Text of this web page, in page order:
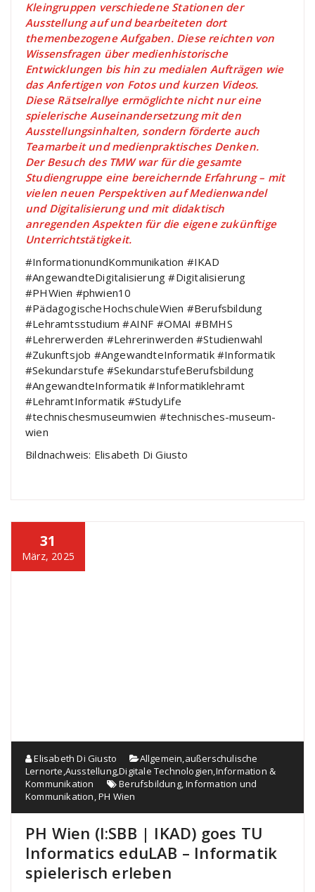
Kleingruppen verschiedene Stationen der
Ausstellung auf und bearbeiteten dort
themenbezogene Aufgaben. Diese reichten von
Wissensfragen über medienhistorische
Entwicklungen bis hin zu medialen Aufträgen wie
das Anfertigen von Fotos und kurzen Videos.
Diese Rätselrallye ermöglichte nicht nur eine
spielerische Auseinandersetzung mit den
Ausstellungsinhalten, sondern förderte auch
Teamarbeit und medienpraktisches Denken.
Der Besuch des TMW war für die gesamte
Studiengruppe eine bereichernde Erfahrung – mit
vielen neuen Perspektiven auf Medienwandel
und Digitalisierung und mit didaktisch
anregenden Aspekten für die eigene zukünftige
Unterrichtstätigkeit.
#InformationundKommunikation #IKAD
#AngewandteDigitalisierung #Digitalisierung
#PHWien #phwien10
#PädagogischeHochschuleWien #Berufsbildung
#Lehramtsstudium #AINF #OMAI #BMHS
#Lehrerwerden #Lehrerinwerden #Studienwahl
#Zukunftsjob #AngewandteInformatik #Informatik
#Sekundarstufe #SekundarstufeBerufsbildung
#AngewandteInformatik #Informatiklehramt
#LehramtInformatik #StudyLife
#technischesmuseumwien #technisches-museum-
wien
Bildnachweis: Elisabeth Di Giusto
31
März, 2025
Elisabeth Di Giusto Allgemein,außerschulische
Lernorte,Ausstellung,Digitale Technologien,Information &
Kommunikation
Berufsbildung,Information und
Kommunikation,PH Wien
PH Wien (I:SBB | IKAD) goes TU
Informatics eduLAB – Informatik
spielerisch erleben